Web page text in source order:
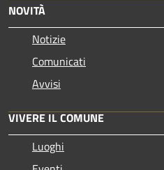
NOVITÀ
Notizie
Comunicati
Avvisi
VIVERE IL COMUNE
Luoghi